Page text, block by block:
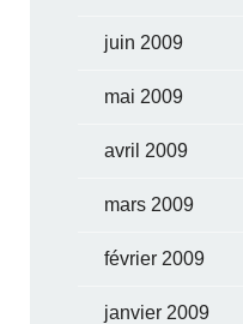
juin 2009
mai 2009
avril 2009
mars 2009
février 2009
janvier 2009